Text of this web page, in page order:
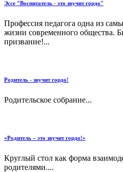
Эссе "Воспитатель - это звучит гордо"
Профессия педагога одна из
жизни современного общества.
призвание!...
Родитель - звучит гордо!
Родительское собрание...
«Родитель – это звучит гордо!»
Круглый стол как форма
родителями....